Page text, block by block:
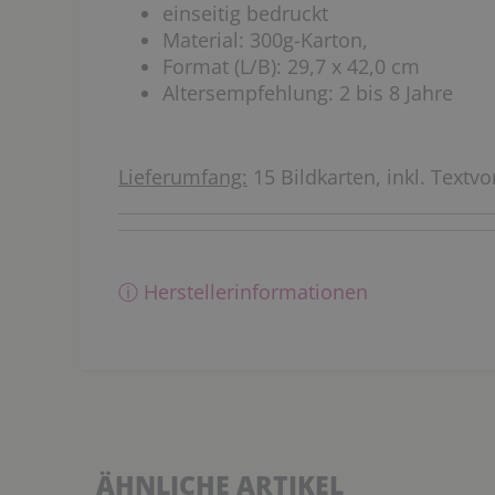
einseitig bedruckt
Material: 300g-Karton,
Format (L/B): 29,7 x 42,0 cm
Altersempfehlung: 2 bis 8 Jahre
Lieferumfang: 15 Bildkarten, inkl.
ⓘ Herstellerinformationen
ÄHNLICHE ARTIKEL